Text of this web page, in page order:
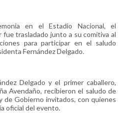
en el Estadio Nacional, el
trasladado junto a su comitiva al
para participar en el saludo
Fernández Delgado.
Delgado y el primer caballero,
Avendaño, recibieron el saludo de
de Gobierno invitados, con quienes
oficial del evento.